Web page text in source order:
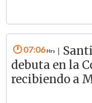
07:06
debuta en la
recibiendo a